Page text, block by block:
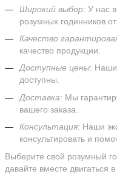
Широкий выбор: У нас
розумных годинников
Качество
качество продукции.
Доступные цены: Наши
доступны.
Доставка: Мы
вашего заказа.
Консультация: Наши
консультировать и
Выберите свой розумный
давайте вместе двигаться